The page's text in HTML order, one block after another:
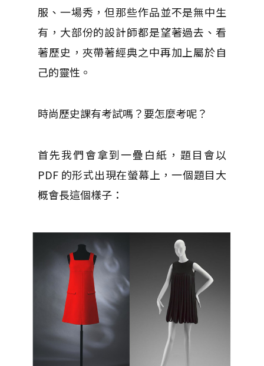
服、一場秀，但那些作品並不是無中生
有，大部份的設計師都是望著過去、看
著歷史，夾帶著經典之中再加上屬於自
己的靈性。
時尚歷史課有考試嗎？要怎麼考呢？
首先我們會拿到一疊白紙，題目會以
PDF 的形式出現在螢幕上，一個題目大
概會長這個樣子：